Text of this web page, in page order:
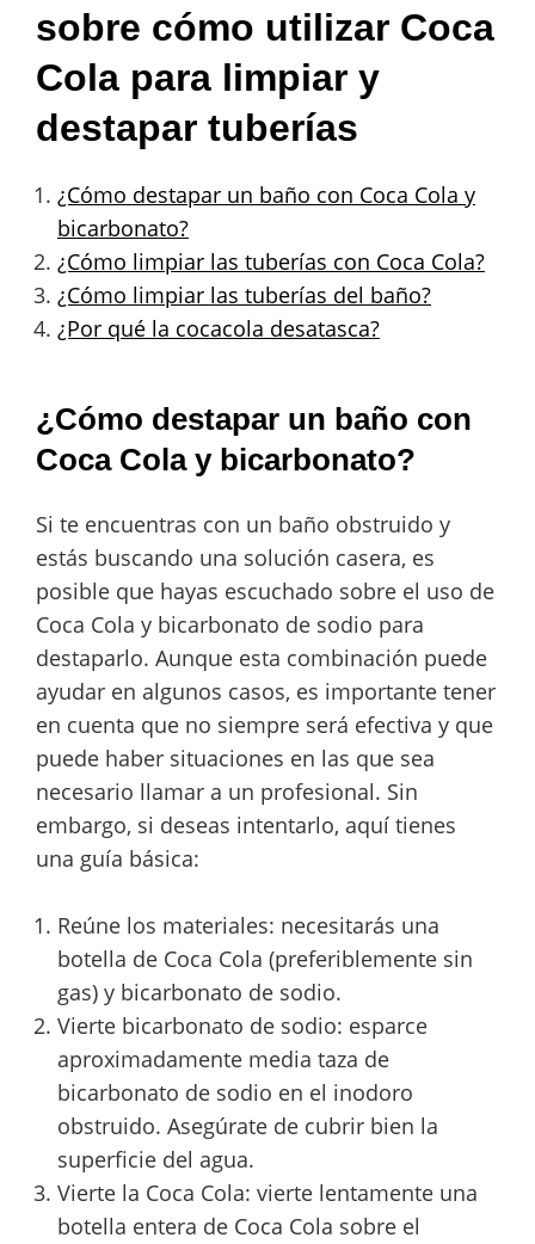
sobre cómo utilizar Coca
Cola para limpiar y
destapar tuberías
¿Cómo destapar un baño con Coca Cola y
bicarbonato?
¿Cómo limpiar las tuberías con Coca Cola?
¿Cómo limpiar las tuberías del baño?
¿Por qué la cocacola desatasca?
¿Cómo destapar un baño con
Coca Cola y bicarbonato?
Si te encuentras con un baño obstruido y
estás buscando una solución casera, es
posible que hayas escuchado sobre el uso de
Coca Cola y bicarbonato de sodio para
destaparlo. Aunque esta combinación puede
ayudar en algunos casos, es importante tener
en cuenta que no siempre será efectiva y que
puede haber situaciones en las que sea
necesario llamar a un profesional. Sin
embargo, si deseas intentarlo, aquí tienes
una guía básica:
Reúne los materiales: necesitarás una
botella de Coca Cola (preferiblemente sin
gas) y bicarbonato de sodio.
Vierte bicarbonato de sodio: esparce
aproximadamente media taza de
bicarbonato de sodio en el inodoro
obstruido. Asegúrate de cubrir bien la
superficie del agua.
Vierte la Coca Cola: vierte lentamente una
botella entera de Coca Cola sobre el